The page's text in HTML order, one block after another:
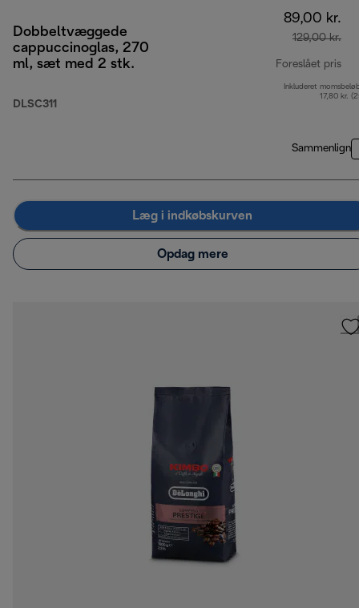
Dobbeltvæggede
cappuccinoglas, 270
ml, sæt med 2 stk.
DLSC311
89,00 kr.
129,00 kr.
Foreslået pris
Inkluderet
17,80 kr.
Sammenlign
Læg i indkøbskurven
Opdag mere